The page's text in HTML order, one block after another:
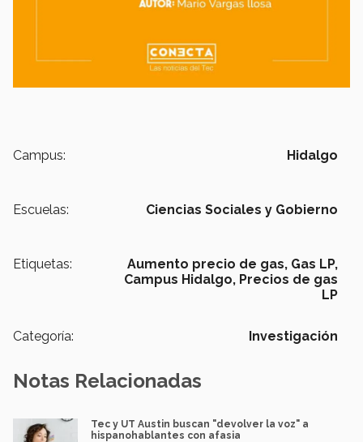
Campus: Hidalgo
Escuelas: Ciencias Sociales y Gobierno
Etiquetas: Aumento precio de gas, Gas LP,
Campus Hidalgo, Precios de gas
LP
Categoría: Investigación
Notas Relacionadas
Tec y UT Austin buscan "devolver la voz" a
hispanohablantes con afasia